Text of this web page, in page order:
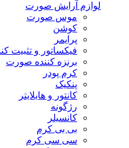
لوازم آرایش صورت
موس صورت
کوشن
پرایمر
فیکساتور و تثبیت
برنزه کننده صورت
کرم پودر
پنکیک
کانتور و هایلایتر
رژگونه
کانسیلر
بی بی کرم
سی سی کرم